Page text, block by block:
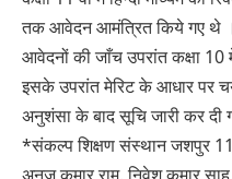
तक आवेदन आमंत्रित किये गए थे
आवेदनों की जाँच उपरांत कक्षा 10
इसके उपरांत मेरिट के आधार पर
अनुशंसा के बाद सूचि जारी कर दी
*संकल्प शिक्षण संस्थान जशपुर
अनुज कुमार राम, निवेश कुमार